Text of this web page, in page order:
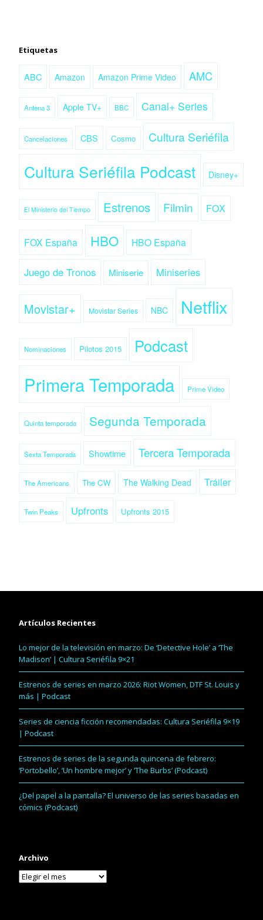
Etiquetas
ABC Amazon Amazon Prime Video AMC
Antena 3 Apple TV+ BBC Canal+ Series
Cancelaciones CBS Cosmo Cultura Seriéfila
Cultura Seriéfila Podcast Disney+
El Ministerio del Tiempo Estrenos Filmin FOX
FOX España HBO HBO España
Juego de Tronos Miniserie Miniseries
Movistar+ Movistar Series NBC Netflix
Nominaciones Pilotos 2015 Podcast
Primera Temporada Prime Video
Quinta temporada Segunda Temporada
Sexta Temporada Showtime Tercera Temporada
The Americans The CW The Walking Dead Tráiler
Twin Peaks Upfronts Upfronts 2015
Artículos Recientes
Lo mejor de la televisión en marzo: De ‘Detective Hole’ a ‘The
Madison’ | Cultura Seriéfila 9×21
Estrenos de series en marzo 2026: Riot Women, DTF St. Louis y
más | Podcast
Series de ciencia ficción recomendadas: Cultura Seriéfila 9×19
| Podcast
Estrenos de series de la segunda quincena de febrero:
‘Portobello’, ‘Un hombre mejor’ y ‘The Burbs’ (Podcast)
¿Del papel a la pantalla? El universo de las series basadas en
cómics (Podcast)
Archivo